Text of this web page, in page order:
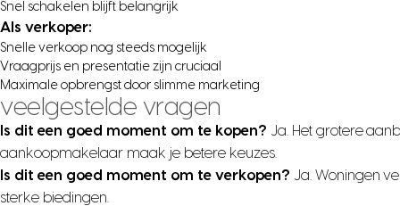
Snel schakelen blijft belangrijk
Als verkoper:
Snelle verkoop nog steeds mogelijk
Vraagprijs en presentatie zijn cruciaal
Maximale opbrengst door slimme marketing
veelgestelde vragen
Is dit een goed moment om te kopen? Ja. Het grotere
aankoopmakelaar maak je betere keuzes.
Is dit een goed moment om te verkopen? Ja. Woningen
sterke biedingen.